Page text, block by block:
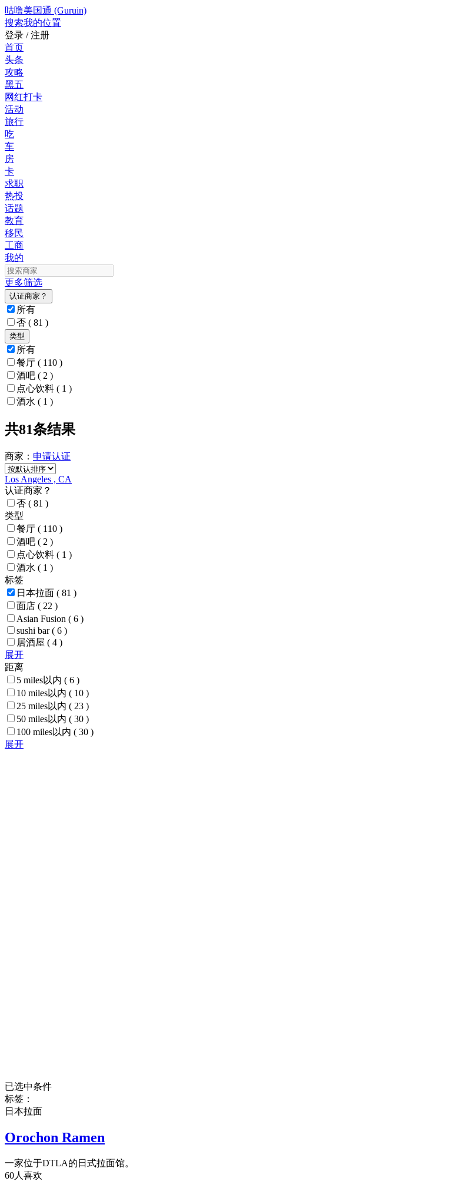
咕噜美国通 (Guruin)
搜索我的位置
登录 / 注册
首页
头条
攻略
黑五
网红打卡
活动
旅行
吃
车
房
卡
求职
热投
话题
教育
移民
工商
我的
更多筛选
认证商家？
所有
否 ( 81 )
类型
所有
餐厅 ( 110 )
酒吧 ( 2 )
点心饮料 ( 1 )
酒水 ( 1 )
共81条结果
商家： 申请认证
Los Angeles , CA
认证商家？
否 ( 81 )
类型
餐厅 ( 110 )
酒吧 ( 2 )
点心饮料 ( 1 )
酒水 ( 1 )
标签
日本拉面 ( 81 )
面店 ( 22 )
Asian Fusion ( 6 )
sushi bar( 6 )
居酒屋 ( 4 )
展开
距离
5 miles以内 ( 6 )
10 miles以内 ( 10 )
25 miles以内 ( 23 )
50 miles以内 ( 30 )
100 miles以内 ( 30 )
展开
已选中条件
标签：
日本拉面
Orochon Ramen
一家位于DTLA的日式拉面馆。
60人喜欢